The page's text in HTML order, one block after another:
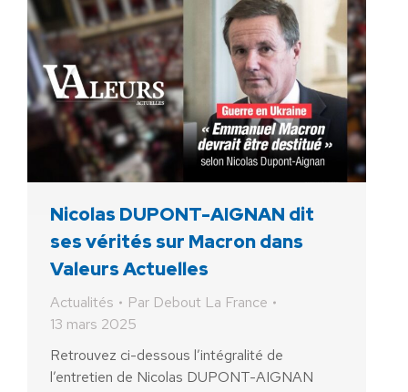
Nicolas DUPONT-AIGNAN dit
ses vérités sur Macron dans
Valeurs Actuelles
Actualités Par Debout La France
13 mars 2025
Retrouvez ci-dessous l’intégralité de
l’entretien de Nicolas DUPONT-AIGNAN